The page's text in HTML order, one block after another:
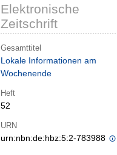
Elektronische
Zeitschrift
Gesamttitel
Lokale Informationen am
Wochenende
Heft
52
URN
urn:nbn:de:hbz:5:2-783988